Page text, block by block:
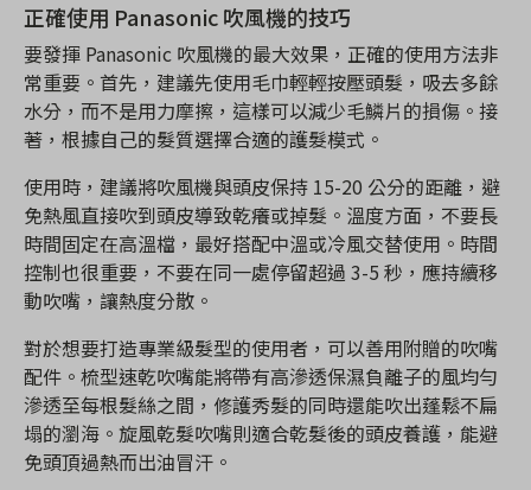
正確使用 Panasonic 吹風機的技巧
要發揮 Panasonic 吹風機的最大效果，正確的使用方法非
常重要。首先，建議先使用毛巾輕輕按壓頭髮，吸去多餘
水分，而不是用力摩擦，這樣可以減少毛鱗片的損傷。接
著，根據自己的髮質選擇合適的護髮模式。
使用時，建議將吹風機與頭皮保持 15-20 公分的距離，避
免熱風直接吹到頭皮導致乾癢或掉髮。溫度方面，不要長
時間固定在高溫檔，最好搭配中溫或冷風交替使用。時間
控制也很重要，不要在同一處停留超過 3-5 秒，應持續移
動吹嘴，讓熱度分散。
對於想要打造專業級髮型的使用者，可以善用附贈的吹嘴
配件。梳型速乾吹嘴能將帶有高滲透保濕負離子的風均勻
滲透至每根髮絲之間，修護秀髮的同時還能吹出蓬鬆不扁
塌的瀏海。旋風乾髮吹嘴則適合乾髮後的頭皮養護，能避
免頭頂過熱而出油冒汗。